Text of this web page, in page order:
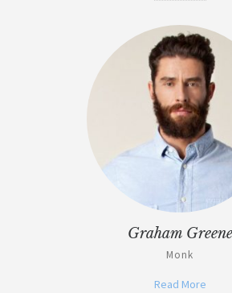
Graham Greene
Monk
Read More